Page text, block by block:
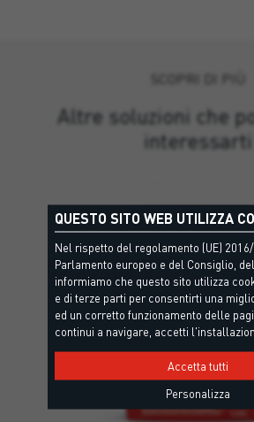
Altre soluzioni che
interessarti
QUESTO SITO WEB UTILIZZA
Nel rispetto del regolamento (UE)
Parlamento europeo e del Consiglio,
informiamo che questo sito utilizza
e di terze parti per consentirti una
ed un corretto funzionamento delle
continui a navigare, accetti
Accetta tutti
Personalizza